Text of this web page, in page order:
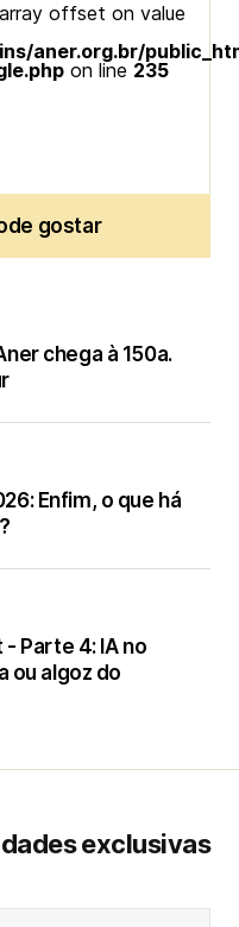
offset on value
aner.org.br/
on line 235
gostar
chega à 150a.
Enfim, o que há
Parte 4: IA no
ou algoz do
exclusivas